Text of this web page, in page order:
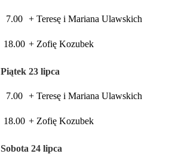
7.00 + Teresę i Mariana Ulawskich
18.00 + Zofię Kozubek
Piątek 23 lipca
7.00 + Teresę i Mariana Ulawskich
18.00 + Zofię Kozubek
Sobota 24 lipca